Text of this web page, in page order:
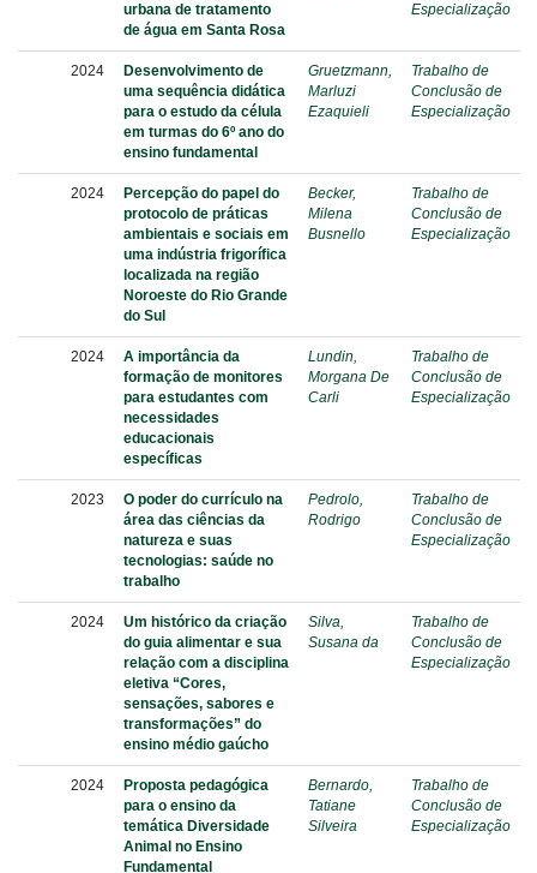
urbana de tratamento
de água em Santa Rosa
Especialização
2024
Desenvolvimento de
uma sequência didática
para o estudo da célula
em turmas do 6º ano do
ensino fundamental
Gruetzmann,
Marluzi
Ezaquieli
Trabalho de
Conclusão de
Especialização
2024
Percepção do papel do
protocolo de práticas
ambientais e sociais em
uma indústria frigorífica
localizada na região
Noroeste do Rio Grande
do Sul
Becker,
Milena
Busnello
Trabalho de
Conclusão de
Especialização
2024
A importância da
formação de monitores
para estudantes com
necessidades
educacionais
específicas
Lundin,
Morgana De
Carli
Trabalho de
Conclusão de
Especialização
2023
O poder do currículo na
área das ciências da
natureza e suas
tecnologias: saúde no
trabalho
Pedrolo,
Rodrigo
Trabalho de
Conclusão de
Especialização
2024
Um histórico da criação
do guia alimentar e sua
relação com a disciplina
eletiva “Cores,
sensações, sabores e
transformações” do
ensino médio gaúcho
Silva,
Susana da
Trabalho de
Conclusão de
Especialização
2024
Proposta pedagógica
para o ensino da
temática Diversidade
Animal no Ensino
Fundamental
Bernardo,
Tatiane
Silveira
Trabalho de
Conclusão de
Especialização